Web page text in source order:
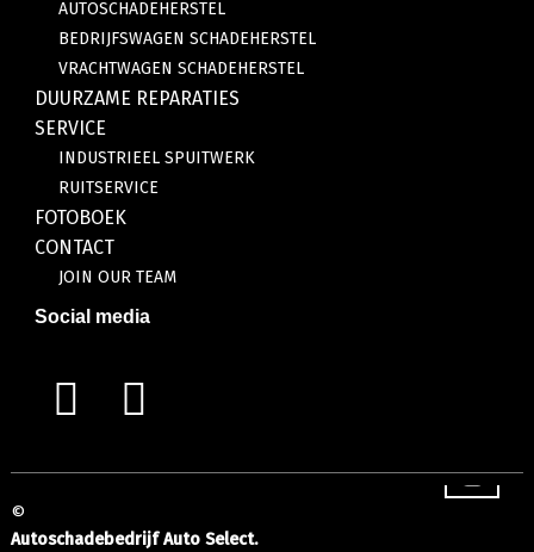
AUTOSCHADEHERSTEL
BEDRIJFSWAGEN SCHADEHERSTEL
VRACHTWAGEN SCHADEHERSTEL
DUURZAME REPARATIES
SERVICE
INDUSTRIEEL SPUITWERK
RUITSERVICE
FOTOBOEK
CONTACT
JOIN OUR TEAM
Social media
©
Autoschadebedrijf Auto Select.